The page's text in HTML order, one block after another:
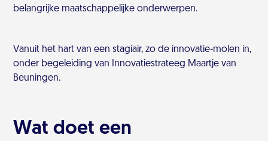
belangrijke maatschappelijke onderwerpen.
Vanuit het hart van een stagiair, zo de innovatie-molen in,
onder begeleiding van Innovatiestrateeg Maartje van
Beuningen.
Wat doet een